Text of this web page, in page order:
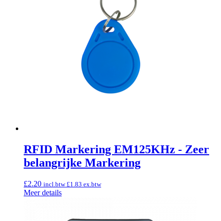
RFID Markering EM125KHz - Zeer
belangrijke Markering
£2.20 incl.btw£1.83 ex.btw
Meer details